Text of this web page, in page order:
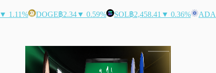
▼ 1.11% DOGE฿2.34▼ 0.59% SOL฿2,458.41 ▼ 0.36% ADA